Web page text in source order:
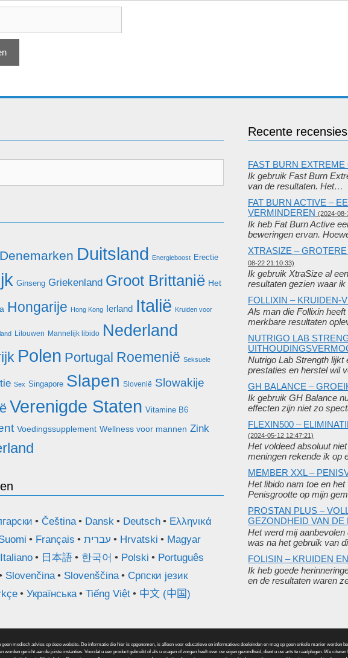
Denemarken Duitsland Energieboost Erectie
Ginseng Griekenland Groot Brittanië Het
Hongarije Hong Kong Ierland Italië Kruiden voor
Litouwen Mannelijk libido Nederland
Polen Portugal Roemenië Seksuele
Sex Singapore Slapen Slovenië Slowakije
Verenigde Staten Vitamine B6
Voedingssupplement Wellness voor mannen Zink
Čeština Dansk Deutsch
Ελληνικά
Français עברית Hrvatski
Magyar
Italiano 日本語 한국어 Polski
Português
Slovenčina Slovenščina
Српски језик
Українська Tiếng Việt 中文 (中国)
Recente
FAST BURN
Ik gebruik Fast Burn
van de resultaten. Het…
FAT BURN ACTIVE –
VERMINDEREN (2024-08-
Ik heb Fat Burn Active
beweringen ervan.
XTRASIZE –
08-22 21:10:33)
Ik gebruik XtraSize al
resultaten gezien waar
FOLLIXIN – KRUIDEN-
Als man die Follixin
merkbare resultaten
NUTRIGO LAB
Nutrigo Lab Strength
prestaties en herstel wil
GH BALANCE –
Ik gebruik GH Balance
effecten zijn niet zo
FLEXIN500 –
(2024-05-12 12:47:21)
Het voldeed absoluut
meningen rekende ik op
MEMBER XXL –
Het libido nam toe en
Penisgrootte op mijn
PROSTAN PLUS –
GEZONDHEID VAN DE
Het werd mij
was na het gebruik van
FOLISIN – KRUIDEN
Ik heb goede
en de resultaten waren
medisch advies op deze website. De informatie die hier is opgenomen, is alleen voor educatieve en informatieve doeleinden en mag op geen enkele manier
worden gericht aan de juiste instanties. Voordat u een product gebruikt of als u vragen of zorgen heeft over uw eigen gezondheid, dient u uw arts te raadplegen. We